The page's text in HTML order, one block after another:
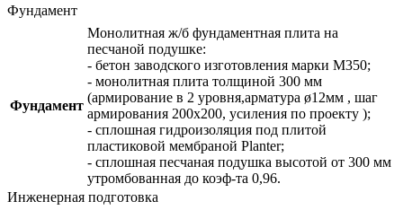
Фундамент
Фундамент
Монолитная ж/б фундаментная плита на
песчаной подушке:
- бетон заводского изготовления марки М350;
- монолитная плита толщиной 300 мм
(армирование в 2 уровня,арматура ø12мм , шаг
армирования 200х200, усиления по проекту );
- сплошная гидроизоляция под плитой
пластиковой мембраной Planter;
- сплошная песчаная подушка высотой от 300 мм
утромбованная до коэф-та 0,96.
Инженерная подготовка